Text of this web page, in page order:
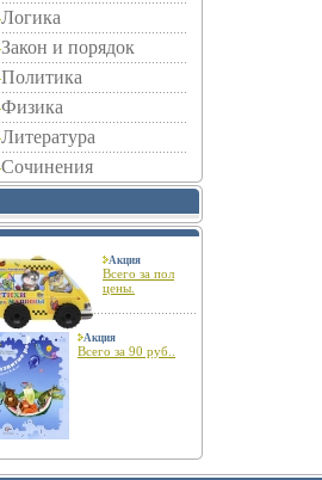
Логика
Закон и порядок
Политика
Физика
Литература
Сочинения
Акция
Всего за пол
цены.
Акция
Всего за 90 руб..